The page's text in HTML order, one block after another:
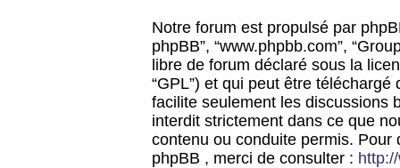
Notre forum est propulsé par
phpBB”, “www.phpbb.com”,
libre de forum déclaré sous la
“GPL”) et qui peut être téléchargé
facilite seulement les discussions
interdit strictement dans ce que
contenu ou conduite permis.
phpBB , merci de consulter :